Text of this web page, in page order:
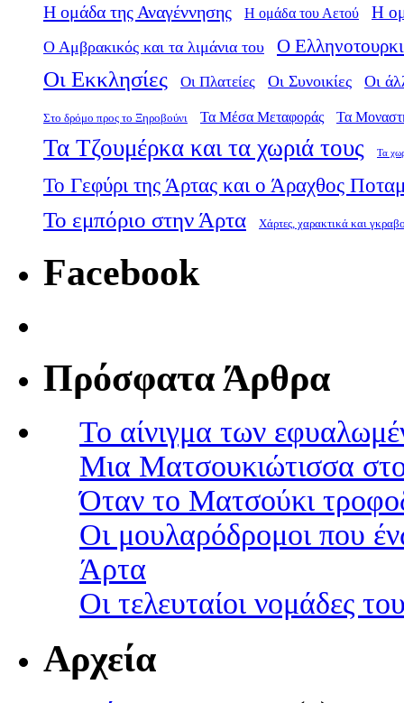
Η ομάδα της Αναγέννησης Η ομάδα του Αετού Η
Ο Αμβρακικός και τα λιμάνια του Ο
Οι Εκκλησίες Οι Πλατείες Οι Συνοικίες Οι
Στο δρόμο προς το Ξηροβούνι Τα Μέσα Μεταφοράς Τα
Τα Τζουμέρκα και τα χωριά τους Τα
Το Γεφύρι της Άρτας και ο Άραχθος
Το εμπόριο στην Άρτα Χάρτες, χαρακτικά και
Facebook
Πρόσφατα Άρθρα
Το αίνιγμα των
Μια Ματσουκιώτισσα
Όταν το Ματσούκι
Οι μουλαρόδρομοι που
Άρτα
Οι τελευταίοι νομάδες
Αρχεία